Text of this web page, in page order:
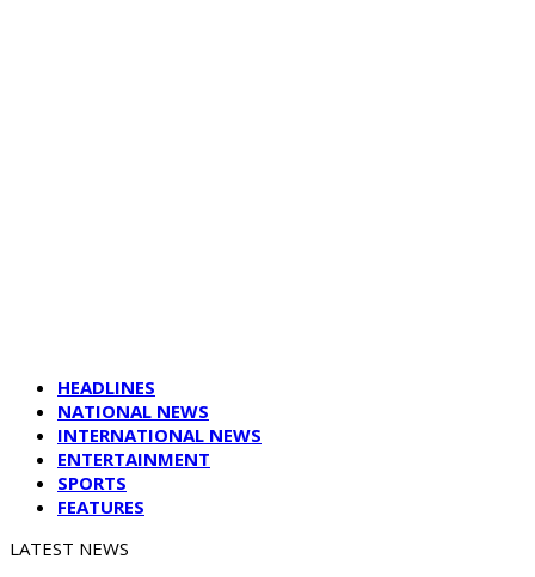
HEADLINES
NATIONAL NEWS
INTERNATIONAL NEWS
ENTERTAINMENT
SPORTS
FEATURES
LATEST NEWS